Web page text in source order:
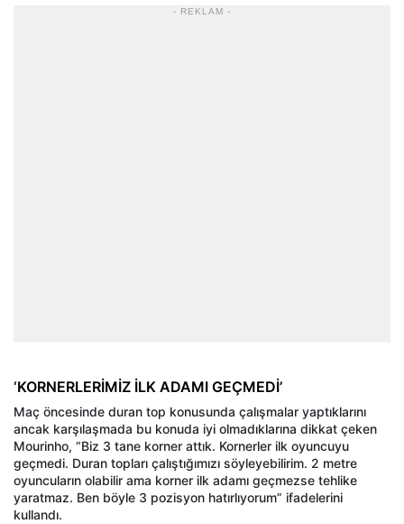
- REKLAM -
‘KORNERLERİMİZ İLK ADAMI GEÇMEDİ’
Maç öncesinde duran top konusunda çalışmalar yaptıklarını
ancak karşılaşmada bu konuda iyi olmadıklarına dikkat çeken
Mourinho, “Biz 3 tane korner attık. Kornerler ilk oyuncuyu
geçmedi. Duran topları çalıştığımızı söyleyebilirim. 2 metre
oyuncuların olabilir ama korner ilk adamı geçmezse tehlike
yaratmaz. Ben böyle 3 pozisyon hatırlıyorum” ifadelerini
kullandı.